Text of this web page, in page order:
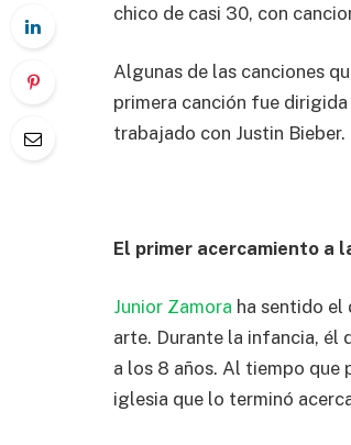
chico de casi 30, con
Algunas de las canciones
primera canción fue
trabajado con Justin Bieber.
El primer acercamiento a
Junior Zamora ha sentido el
arte. Durante la infancia, él
a los 8 años. Al tiempo que
iglesia que lo terminó